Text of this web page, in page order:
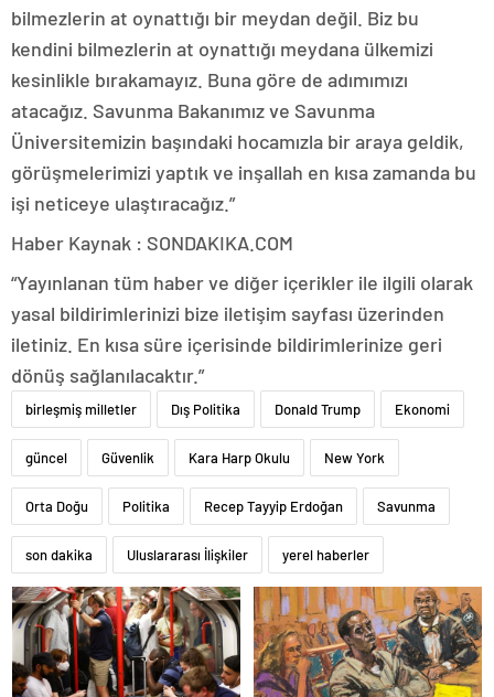
bilmezlerin at oynattığı bir meydan değil. Biz bu
kendini bilmezlerin at oynattığı meydana ülkemizi
kesinlikle bırakamayız. Buna göre de adımımızı
atacağız. Savunma Bakanımız ve Savunma
Üniversitemizin başındaki hocamızla bir araya geldik,
görüşmelerimizi yaptık ve inşallah en kısa zamanda bu
işi neticeye ulaştıracağız.”
Haber Kaynak : SONDAKIKA.COM
“Yayınlanan tüm haber ve diğer içerikler ile ilgili olarak
yasal bildirimlerinizi bize iletişim sayfası üzerinden
iletiniz. En kısa süre içerisinde bildirimlerinize geri
dönüş sağlanılacaktır.”
birleşmiş milletler Dış Politika Donald Trump Ekonomi
güncel Güvenlik Kara Harp Okulu New York
Orta Doğu Politika Recep Tayyip Erdoğan Savunma
son dakika Uluslararası İlişkiler yerel haberler